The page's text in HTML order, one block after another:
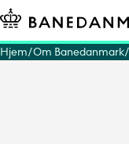
Hjem Om Banedanmark